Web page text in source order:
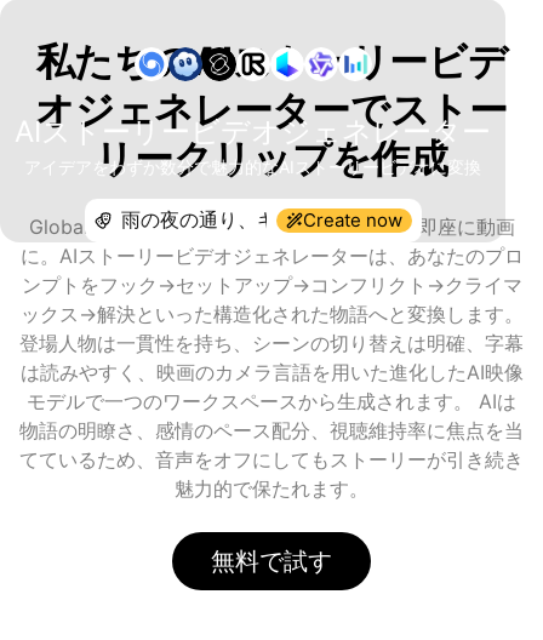
AIストーリービデオジェネレーター
アイデアをわずか数分で魅力的なAIストーリービデオに変換
Create now
私たちのAIストーリービデ
オジェネレーターでストー
リークリップを作成
GlobalGPTを使えば、ストーリーテリングが即座に動画
に。AIストーリービデオジェネレーターは、あなたのプロ
ンプトをフック→セットアップ→コンフリクト→クライマ
ックス→解決といった構造化された物語へと変換します。
登場人物は一貫性を持ち、シーンの切り替えは明確、字幕
は読みやすく、映画のカメラ言語を用いた進化したAI映像
モデルで一つのワークスペースから生成されます。 AIは
物語の明瞭さ、感情のペース配分、視聴維持率に焦点を当
てているため、音声をオフにしてもストーリーが引き続き
魅力的で保たれます。
無料で試す